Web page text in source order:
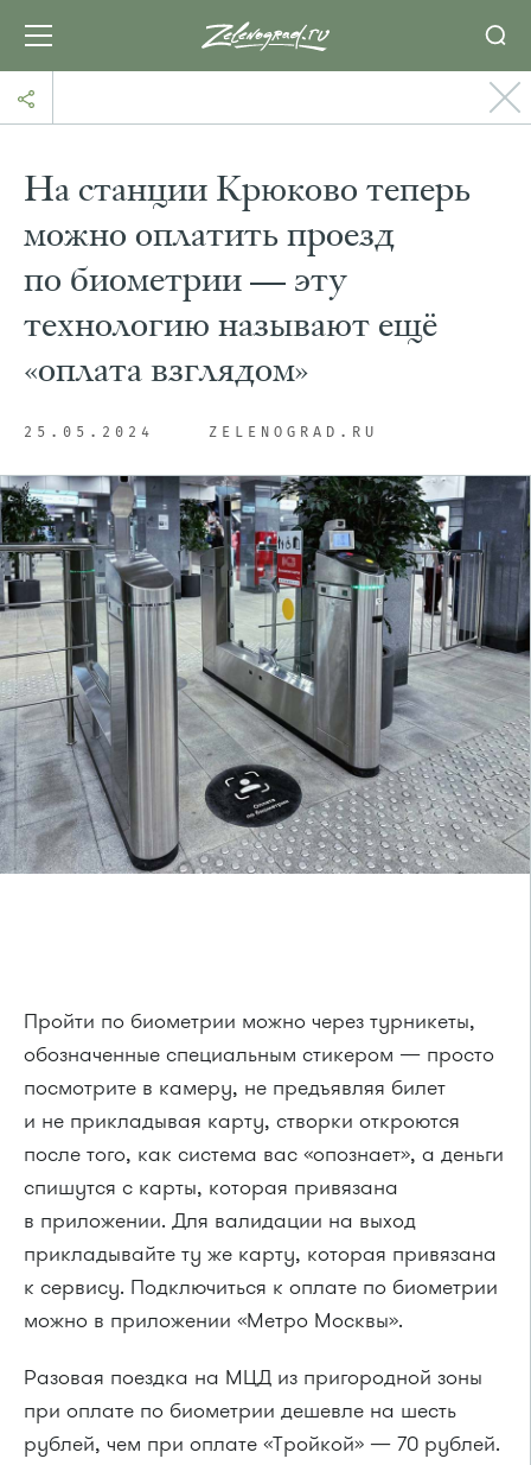
На станции Крюково теперь
можно оплатить проезд
по биометрии — эту
технологию называют ещё
«оплата взглядом»
25.05.2024 ZELENOGRAD.RU
Пройти по биометрии можно через турникеты,
обозначенные специальным стикером — просто
посмотрите в камеру, не предъявляя билет
и не прикладывая карту, створки откроются
после того, как система вас «опознает», а деньги
спишутся с карты, которая привязана
в приложении. Для валидации на выход
прикладывайте ту же карту, которая привязана
к сервису. Подключиться к оплате по биометрии
можно в приложении «Метро Москвы».
Разовая поездка на МЦД из пригородной зоны
при оплате по биометрии дешевле на шесть
рублей, чем при оплате «Тройкой» — 70 рублей.